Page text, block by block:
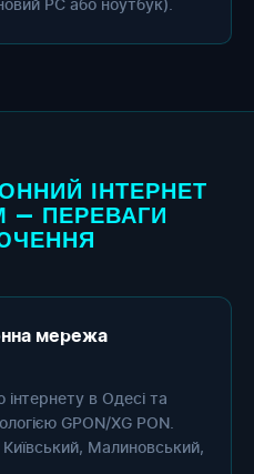
РС або ноутбук).
ІНТЕРНЕТ
— ПЕРЕВАГИ
мережа
в Одесі та
GPON/XG PON.
Малиновський,